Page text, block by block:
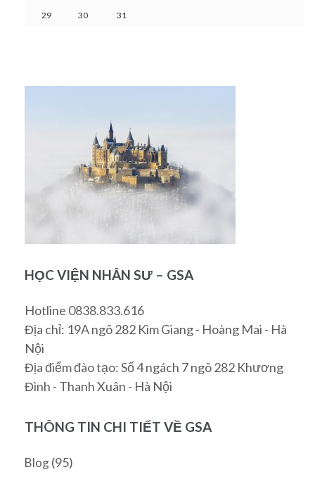
29 30 31
HỌC VIỆN NHÂN SƯ – GSA
Hotline 0838.833.616
Địa chỉ: 19A ngõ 282 Kim Giang - Hoàng Mai - Hà
Nội
Địa điểm đào tạo: Số 4 ngách 7 ngõ 282 Khương
Đình - Thanh Xuân - Hà Nội
THÔNG TIN CHI TIẾT VỀ GSA
Blog(95)